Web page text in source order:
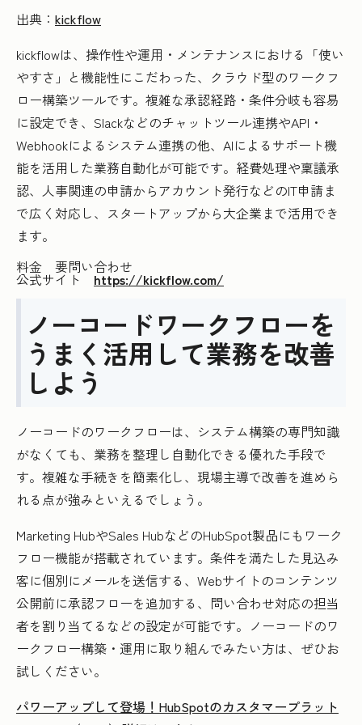
出典： kickflow
kickflowは、操作性や運用・メンテナンスにおける「使い
やすさ」と機能性にこだわった、クラウド型のワークフ
ロー構築ツールです。複雑な承認経路・条件分岐も容易
に設定でき、Slackなどのチャットツール連携やAPI・
Webhookによるシステム連携の他、AIによるサポート機
能を活用した業務自動化が可能です。経費処理や稟議承
認、人事関連の申請からアカウント発行などのIT申請ま
で広く対応し、スタートアップから大企業まで活用でき
ます。
料金 要問い合わせ
公式サイト https://kickflow.com/
ノーコードワークフローを
うまく活用して業務を改善
しよう
ノーコードのワークフローは、システム構築の専門知識
がなくても、業務を整理し自動化できる優れた手段で
す。複雑な手続きを簡素化し、現場主導で改善を進めら
れる点が強みといえるでしょう。
Marketing HubやSales HubなどのHubSpot製品にもワーク
フロー機能が搭載されています。条件を満たした見込み
客に個別にメールを送信する、Webサイトのコンテンツ
公開前に承認フローを追加する、問い合わせ対応の担当
者を割り当てるなどの設定が可能です。ノーコードのワ
ークフロー構築・運用に取り組んでみたい方は、ぜひお
試しください。
パワーアップして登場！HubSpotのカスタマープラット